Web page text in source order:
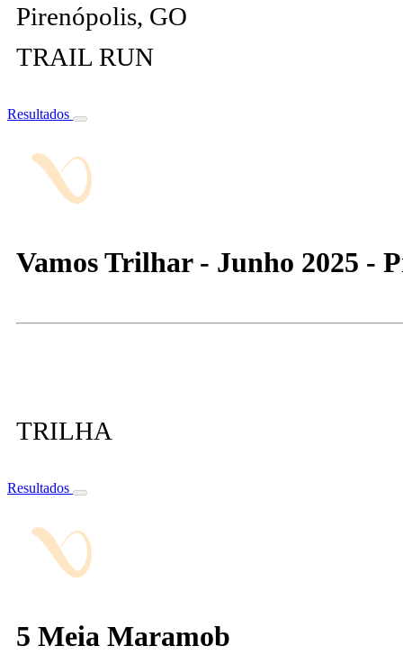
Pirenópolis, GO
TRAIL RUN
Resultados
Vamos Trilhar - Junho 2025 -
TRILHA
Resultados
5 Meia Maramob